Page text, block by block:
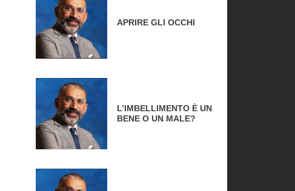
APRIRE GLI OCCHI
L’IMBELLIMENTO È UN
BENE O UN MALE?